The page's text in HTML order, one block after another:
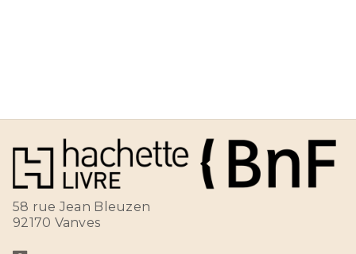
58 rue Jean Bleuzen
92170 Vanves